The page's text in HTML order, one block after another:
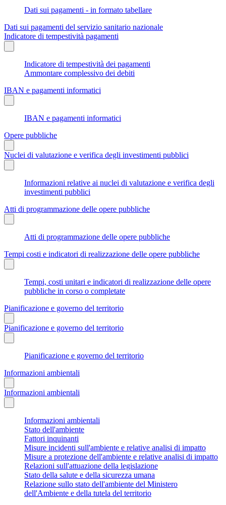
Dati sui pagamenti - in formato tabellare
Dati sui pagamenti del servizio sanitario nazionale
Indicatore di tempestività pagamenti
Indicatore di tempestività dei pagamenti
Ammontare complessivo dei debiti
IBAN e pagamenti informatici
IBAN e pagamenti informatici
Opere pubbliche
Nuclei di valutazione e verifica degli investimenti pubblici
Informazioni relative ai nuclei di valutazione e verifica degli
investimenti pubblici
Atti di programmazione delle opere pubbliche
Atti di programmazione delle opere pubbliche
Tempi costi e indicatori di realizzazione delle opere pubbliche
Tempi, costi unitari e indicatori di realizzazione delle opere
pubbliche in corso o completate
Pianificazione e governo del territorio
Pianificazione e governo del territorio
Pianificazione e governo del territorio
Informazioni ambientali
Informazioni ambientali
Informazioni ambientali
Stato dell'ambiente
Fattori inquinanti
Misure incidenti sull'ambiente e relative analisi di impatto
Misure a protezione dell'ambiente e relative analisi di impatto
Relazioni sull'attuazione della legislazione
Stato della salute e della sicurezza umana
Relazione sullo stato dell'ambiente del Ministero
dell'Ambiente e della tutela del territorio